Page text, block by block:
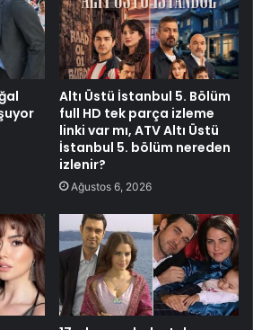
Altı Üstü İstanbul 5. Bölüm
full HD tek parça izleme
linki var mı, ATV Altı Üstü
İstanbul 5. bölüm nereden
izlenir?
Ağustos 6, 2026